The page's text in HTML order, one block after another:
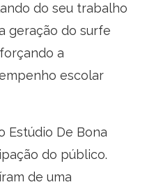
do seu trabalho
geração do surfe
a
escolar
De Bona
do público.
de uma